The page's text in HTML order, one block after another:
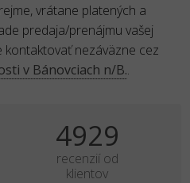
vrátane platených a
predaja/prenájmu vašej
nezáväzne cez
v Bánovciach n/B..
6161
recenzií od
klientov